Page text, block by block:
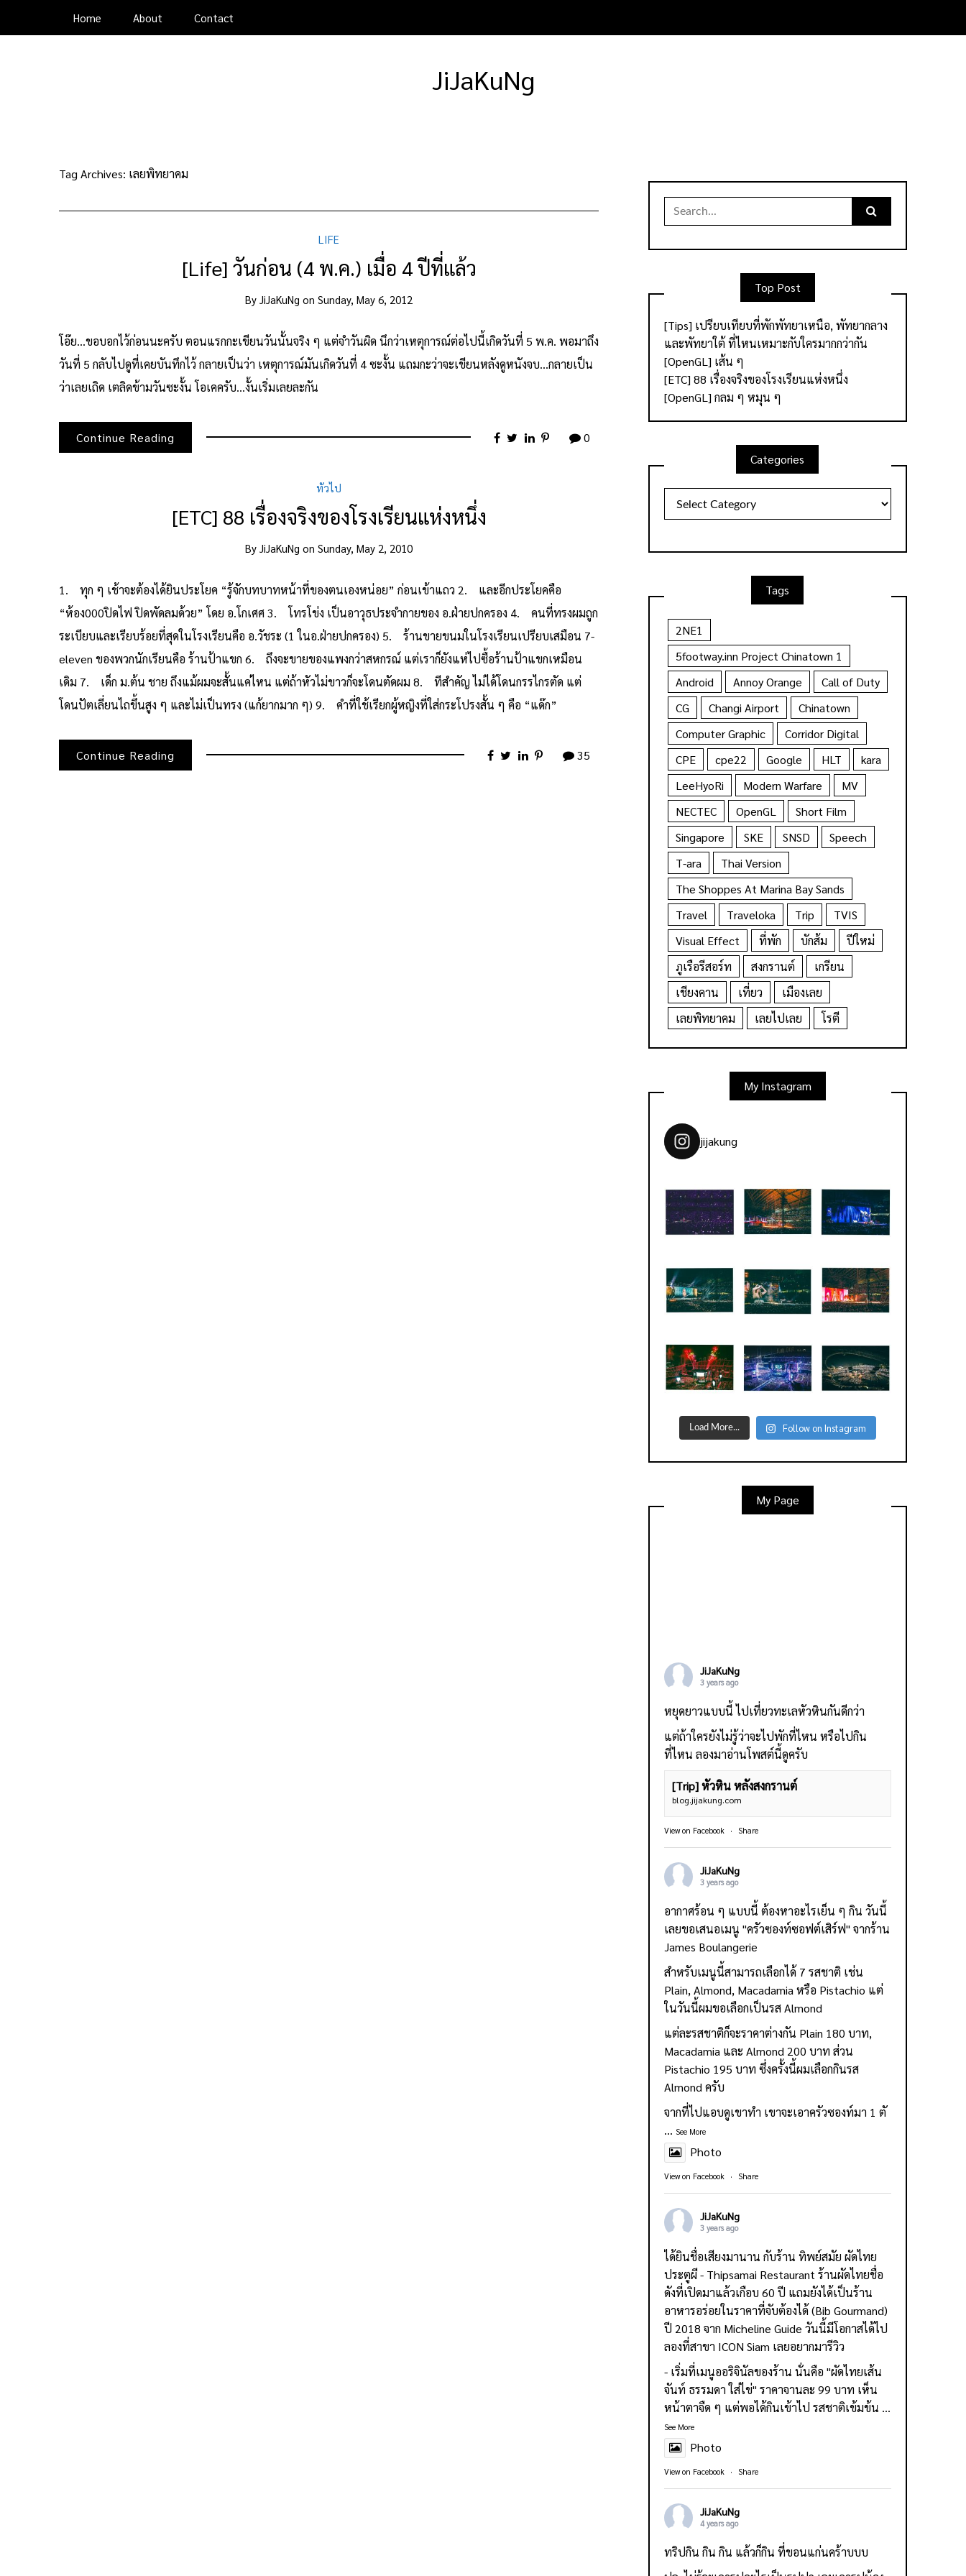
Home About Contact
JiJaKuNg
Tag Archives: เลยพิทยาคม
LIFE
[Life] วันก่อน (4 พ.ค.) เมื่อ 4 ปีที่แล้ว
ByJiJaKuNg onSunday, May 6, 2012
โอ๊ย…ขอบอกไว้ก่อนนะครับ ตอนแรกกะเขียนวันนั้นจริง ๆ แต่จำวันผิด นึกว่าเหตุการณ์ต่อไปนี้เกิดวันที่ 5 พ.ค. พอมาถึง
วันที่ 5 กลับไปดูที่เคยบันทึกไว้ กลายเป็นว่า เหตุการณ์มันเกิดวันที่ 4 ซะงั้น แถมกะว่าจะเขียนหลังดูหนังจบ…กลายเป็น
ว่าเลยเถิด เตลิดข้ามวันซะงั้น โอเคครับ…งั้นเริ่มเลยละกัน
Continue Reading 0
ทั่วไป
[ETC] 88 เรื่องจริงของโรงเรียนแห่งหนึ่ง
ByJiJaKuNg onSunday, May 2, 2010
1. ทุก ๆ เช้าจะต้องได้ยินประโยค “รู้จักบทบาทหน้าที่ของตนเองหน่อย” ก่อนเข้าแถว 2. และอีกประโยคคือ
“ห้อง000ปิดไฟ ปิดพัดลมด้วย” โดย อ.โกเศศ 3. โทรโข่ง เป็นอาวุธประจำกายของ อ.ฝ่ายปกครอง 4. คนที่ทรงผมถูก
ระเบียบและเรียบร้อยที่สุดในโรงเรียนคือ อ.วัชระ (1 ในอ.ฝ่ายปกครอง) 5. ร้านขายขนมในโรงเรียนเปรียบเสมือน 7-
eleven ของพวกนักเรียนคือ ร้านป้าแขก 6. ถึงจะขายของแพงกว่าสหกรณ์ แต่เราก็ยังแห่ไปซื้อร้านป้าแขกเหมือน
เดิม 7. เด็ก ม.ต้น ชาย ถึงแม้ผมจะสั้นแค่ไหน แต่ถ้าหัวไม่ขาวก็จะโดนตัดผม 8. ทีสำคัญ ไม่ได้โดนกรรไกรตัด แต่
โดนปัตเลี่ยนไถขึ้นสูง ๆ และไม่เป็นทรง (แก้ยากมาก ๆ) 9. คำที่ใช้เรียกผู้หญิงที่ใส่กระโปรงสั้น ๆ คือ “แด๊ก”
Continue Reading 35
Search
for:
Top Post
[Tips] เปรียบเทียบที่พักพัทยาเหนือ, พัทยากลาง
และพัทยาใต้ ที่ไหนเหมาะกับใครมากกว่ากัน
[OpenGL] เส้น ๆ
[ETC] 88 เรื่องจริงของโรงเรียนแห่งหนึ่ง
[OpenGL] กลม ๆ หมุน ๆ
Categories
Tags
2NE1
5footway.inn Project Chinatown 1
Android
Annoy Orange
Call of Duty
CG
Changi Airport
Chinatown
Computer Graphic
Corridor Digital
CPE
cpe22 Google HLT
kara
LeeHyoRi
Modern Warfare
MV
NECTEC
OpenGL
Short Film
Singapore
SKE SNSD
Speech
T-ara
Thai Version
The Shoppes At Marina Bay Sands
Travel
Traveloka Trip
TVIS
Visual Effect
ที่พัก บักส้ม
ปีใหม่
ภูเรือรีสอร์ท
สงกรานต์
เกรียน
เชียงคาน
เที่ยว
เมืองเลย
เลยพิทยาคม
เลยไปเลย โรตี
My Instagram
jijakung
Load More... Follow on Instagram
My Page
JiJaKuNg
3 years ago
หยุดยาวแบบนี้ ไปเที่ยวทะเลหัวหินกันดีกว่า
แต่ถ้าใครยังไม่รู้ว่าจะไปพักที่ไหน หรือไปกิน
ที่ไหน ลองมาอ่านโพสต์นี้ดูครับ
[Trip] หัวหิน หลังสงกรานต์
blog.jijakung.com
View on Facebook · Share
JiJaKuNg
3 years ago
อากาศร้อน ๆ แบบนี้ ต้องหาอะไรเย็น ๆ กิน วันนี้
เลยขอเสนอเมนู "ครัวซองท์ซอฟต์เสิร์ฟ" จากร้าน
James Boulangerie
สำหรับเมนูนี้สามารถเลือกได้ 7 รสชาติ เช่น
Plain, Almond, Macadamia หรือ Pistachio แต่
ในวันนี้ผมขอเลือกเป็นรส Almond
แต่ละรสชาติก็จะราคาต่างกัน Plain 180 บาท,
Macadamia และ Almond 200 บาท ส่วน
Pistachio 195 บาท ซึ่งครั้งนี้ผมเลือกกินรส
Almond ครับ
จากที่ไปแอบดูเขาทำ เขาจะเอาครัวซองท์มา 1 ตั
... See More
Photo
View on Facebook · Share
JiJaKuNg
3 years ago
ได้ยินชื่อเสียงมานาน กับร้าน ทิพย์สมัย ผัดไทย
ประตูผี - Thipsamai Restaurant ร้านผัดไทยชื่อ
ดังที่เปิดมาแล้วเกือบ 60 ปี แถมยังได้เป็นร้าน
อาหารอร่อยในราคาที่จับต้องได้ (Bib Gourmand)
ปี 2018 จาก Micheline Guide วันนี้มีโอกาสได้ไป
ลองที่สาขา ICON Siam เลยอยากมารีวิว
- เริ่มที่เมนูออริจินัลของร้าน นั่นคือ "ผัดไทยเส้น
จันท์ ธรรมดา ใส่ไข่" ราคาจานละ 99 บาท เห็น
หน้าตาจืด ๆ แต่พอได้กินเข้าไป รสชาติเข้มข้น ...
See More
Photo
View on Facebook · Share
JiJaKuNg
4 years ago
ทริปกิน กิน กิน แล้วก็กิน ที่ขอนแก่นคร้าบบบ